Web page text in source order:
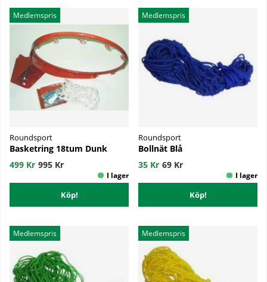
Medlemspris
Roundsport
Basketring 18tum Dunk
499 Kr 995 Kr
Köp!
Medlemspris
Roundsport
Bollnät Blå
35 Kr 69 Kr
Köp!
Medlemspris Medlemspris